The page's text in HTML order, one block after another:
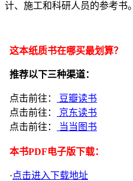
计、施工和科研人员的参考书。
这本纸质书在哪买最划算？
推荐以下三种渠道：
点击前往：
豆瓣读书
点击前往：
京东读书
点击前往：
当当图书
本书PDF电子版下载：
·点击进入下载地址